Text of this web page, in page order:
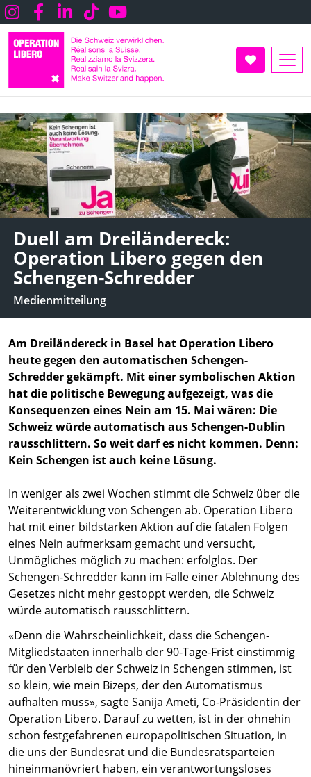
Direkt
zum
Inhalt
Instagram
FacebookLInkedin
TikTokYoutube
Duell am Dreiländereck:
Operation Libero gegen den
Schengen-Schredder
Medienmitteilung
Am Dreiländereck in Basel hat Operation Libero
heute gegen den automatischen Schengen-
Schredder gekämpft. Mit einer symbolischen Aktion
hat die politische Bewegung aufgezeigt, was die
Konsequenzen eines Nein am 15. Mai wären: Die
Schweiz würde automatisch aus Schengen-Dublin
rausschlittern. So weit darf es nicht kommen. Denn:
Kein Schengen ist auch keine Lösung.
In weniger als zwei Wochen stimmt die Schweiz über die
Weiterentwicklung von Schengen ab. Operation Libero
hat mit einer bildstarken Aktion auf die fatalen Folgen
eines Nein aufmerksam gemacht und versucht,
Unmögliches möglich zu machen: erfolglos. Der
Schengen-Schredder kann im Falle einer Ablehnung des
Gesetzes nicht mehr gestoppt werden, die Schweiz
würde automatisch rausschlittern.
«Denn die Wahrscheinlichkeit, dass die Schengen-
Mitgliedstaaten innerhalb der 90-Tage-Frist einstimmig
für den Verbleib der Schweiz in Schengen stimmen, ist
so klein, wie mein Bizeps, der den Automatismus
aufhalten muss», sagte Sanija Ameti, Co-Präsidentin der
Operation Libero. Darauf zu wetten, ist in der ohnehin
schon festgefahrenen europapolitischen Situation, in
die uns der Bundesrat und die Bundesratsparteien
hineinmanövriert haben, ein verantwortungsloses